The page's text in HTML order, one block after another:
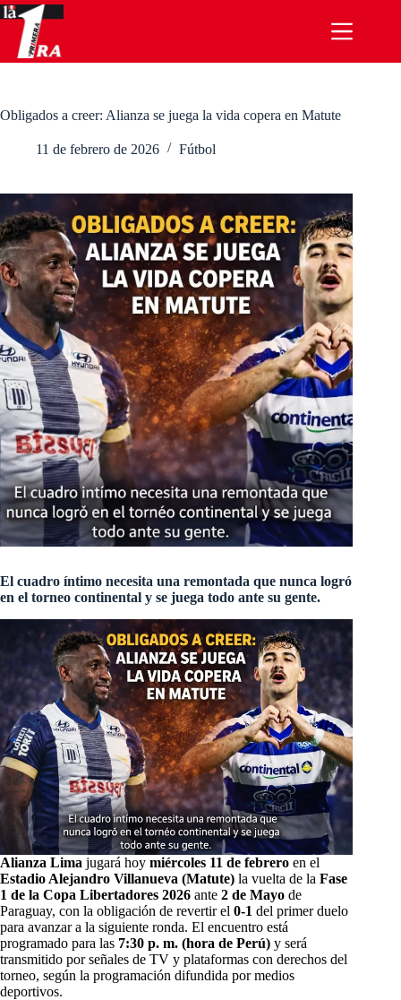
Saltar
al
contenido
Obligados a creer: Alianza se juega la vida copera en Matute
11 de febrero de 2026 Fútbol
El cuadro íntimo necesita una remontada que nunca logró
en el torneo continental y se juega todo ante su gente.
Alianza Lima jugará hoy miércoles 11 de febrero en el
Estadio Alejandro Villanueva (Matute) la vuelta de la Fase
1 de la Copa Libertadores 2026 ante 2 de Mayo de
Paraguay, con la obligación de revertir el 0-1 del primer duelo
para avanzar a la siguiente ronda. El encuentro está
programado para las 7:30 p. m. (hora de Perú) y será
transmitido por señales de TV y plataformas con derechos del
torneo, según la programación difundida por medios
deportivos.